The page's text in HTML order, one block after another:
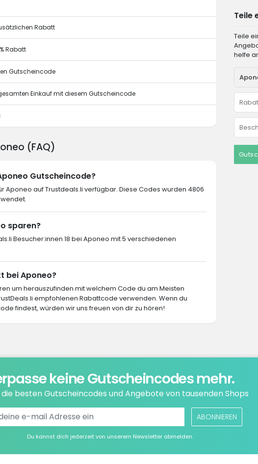
Teile
Teile
helfe
Rabatt
Rabatt
Gutscheincode
Einkauf mit diesem Gutscheincode
(FAQ)
Gutscheincode?
Aponeo auf Trustdeals.li verfügbar. Diese Codes wurden 4806
sparen?
Besucher:innen 18 bei Aponeo mit 5 verschiedenen
bei Aponeo?
um herauszufinden mit welchem Code du am Meisten
empfohlenen Rabattcode verwenden. Wenn du
findest, würden wir uns freuen von dir zu hören!
keine Gutscheincodes mehr.
besten Gutscheincodes und Angebote von tausenden Shops
ABONNIEREN
Du kannst dich jederzeit von unserem Newsletter abmelden.